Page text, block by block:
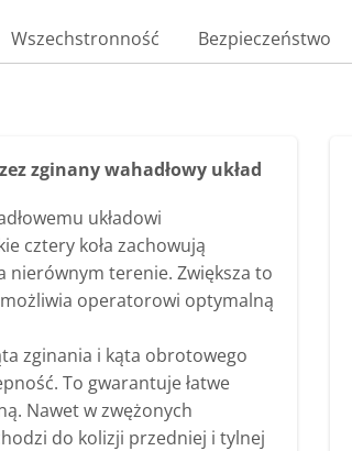
Wszechstronność Bezpieczeństwo
zginany wahadłowy układ
układowi
cztery koła zachowują
nierównym terenie. Zwiększa to
operatorowi optymalną
zginania i kąta obrotowego
To gwarantuje łatwe
Nawet w zwężonych
do kolizji przedniej i tylnej